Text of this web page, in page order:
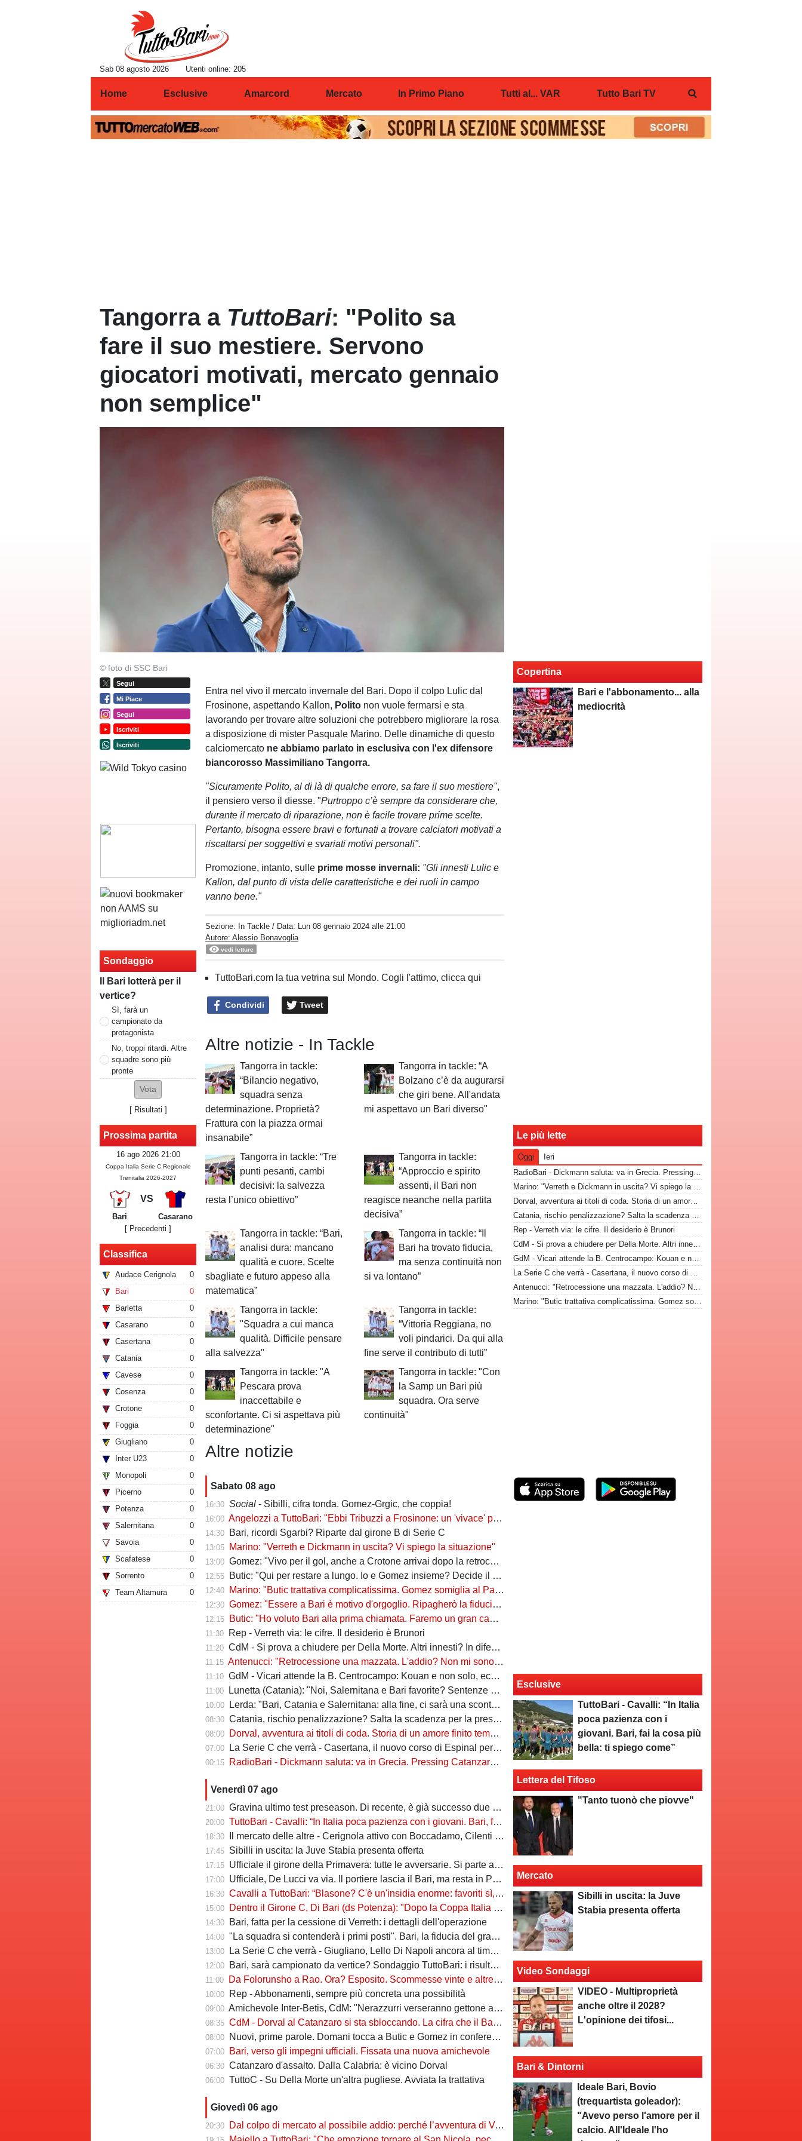
Sab 08 agosto 2026 Utenti online: 205
Home Esclusive Amarcord Mercato In Primo Piano Tutti al... VAR Tutto Bari TV
Tangorra a TuttoBari: "Polito sa
fare il suo mestiere. Servono
giocatori motivati, mercato gennaio
non semplice"
© foto di SSC Bari
Segui
Mi Piace
Segui
Iscriviti
Iscriviti
Sondaggio
Il Bari lotterà per il
vertice?
Sì, farà un
campionato da
protagonista
No, troppi ritardi. Altre
squadre sono più
pronte
[ Risultati ]
Prossima partita
16 ago 2026 21:00
Coppa Italia Serie C Regionale
Trenitalia 2026-2027
VS
Bari
Casarano
[ Precedenti ]
Classifica
Audace Cerignola
0
Bari
0
Barletta
0
Casarano
0
Casertana
0
Catania
0
Cavese
0
Cosenza
0
Crotone
0
Foggia
0
Giugliano
0
Inter U23
0
Monopoli
0
Picerno
0
Potenza
0
Salernitana
0
Savoia
0
Scafatese
0
Sorrento
0
Team Altamura
0
Entra nel vivo il mercato invernale del Bari. Dopo il colpo Lulic dal
Frosinone, aspettando Kallon, Polito non vuole fermarsi e sta
lavorando per trovare altre soluzioni che potrebbero migliorare la rosa
a disposizione di mister Pasquale Marino. Delle dinamiche di questo
calciomercato ne abbiamo parlato in esclusiva con l'ex difensore
biancorosso Massimiliano Tangorra.
"Sicuramente Polito, al di là di qualche errore, sa fare il suo mestiere",
il pensiero verso il diesse. "Purtroppo c’è sempre da considerare che,
durante il mercato di riparazione, non è facile trovare prime scelte.
Pertanto, bisogna essere bravi e fortunati a trovare calciatori motivati a
riscattarsi per soggettivi e svariati motivi personali".
Promozione, intanto, sulle prime mosse invernali: "Gli innesti Lulic e
Kallon, dal punto di vista delle caratteristiche e dei ruoli in campo
vanno bene."
Sezione: In Tackle / Data: Lun 08 gennaio 2024 alle 21:00
Autore: Alessio Bonavoglia
vedi letture
TuttoBari.com la tua vetrina sul Mondo. Cogli l'attimo, clicca qui
Condividi Tweet
Altre notizie - In Tackle
Tangorra in tackle:
“Bilancio negativo,
squadra senza
determinazione. Proprietà?
Frattura con la piazza ormai
insanabile”
Tangorra in tackle: “A
Bolzano c’è da augurarsi
che giri bene. All'andata
mi aspettavo un Bari diverso"
Tangorra in tackle: “Tre
punti pesanti, cambi
decisivi: la salvezza
resta l’unico obiettivo”
Tangorra in tackle:
“Approccio e spirito
assenti, il Bari non
reagisce neanche nella partita
decisiva”
Tangorra in tackle: “Bari,
analisi dura: mancano
qualità e cuore. Scelte
sbagliate e futuro appeso alla
matematica”
Tangorra in tackle: “Il
Bari ha trovato fiducia,
ma senza continuità non
si va lontano”
Tangorra in tackle:
"Squadra a cui manca
qualità. Difficile pensare
alla salvezza"
Tangorra in tackle:
“Vittoria Reggiana, no
voli pindarici. Da qui alla
fine serve il contributo di tutti”
Tangorra in tackle: "A
Pescara prova
inaccettabile e
sconfortante. Ci si aspettava più
determinazione"
Tangorra in tackle: "Con
la Samp un Bari più
squadra. Ora serve
continuità"
Altre notizie
Sabato 08 ago
16:30 Social - Sibilli, cifra tonda. Gomez-Grgic, che coppia!
16:00 Angelozzi a TuttoBari: "Ebbi Tribuzzi a Frosinone: un 'vivace' professionista, in C è un nome importante"
14:30 Bari, ricordi Sgarbi? Riparte dal girone B di Serie C
13:05 Marino: "Verreth e Dickmann in uscita? Vi spiego la situazione"
13:00 Gomez: "Vivo per il gol, anche a Crotone arrivai dopo la retrocessione. Tribuzzi? Felice di rivederlo"
12:55 Butic: "Qui per restare a lungo. Io e Gomez insieme? Decide il mister. Il soprannome 're'? Vi spiego"
12:40 Marino: "Butic trattativa complicatissima. Gomez somiglia al Papu"
12:30 Gomez: "Essere a Bari è motivo d'orgoglio. Ripagherò la fiducia che mi è stata data"
12:15 Butic: "Ho voluto Bari alla prima chiamata. Faremo un gran campionato, daremo tutto"
11:30 Rep - Verreth via: le cifre. Il desiderio è Brunori
11:20 CdM - Si prova a chiudere per Della Morte. Altri innesti? In difesa e a centrocampo
11:15 Antenucci: "Retrocessione una mazzata. L'addio? Non mi sono sentito voluto. Io, Di Cesare e Bianco, la nuova idea"
11:10 GdM - Vicari attende la B. Centrocampo: Kouan e non solo, ecco i monitorati. Della Morte...
11:00 Lunetta (Catania): "Noi, Salernitana e Bari favorite? Sentenze di agosto"
10:00 Lerda: "Bari, Catania e Salernitana: alla fine, ci sarà una scontenta"
08:30 Catania, rischio penalizzazione? Salta la scadenza per la presentazione di fideiussione aggiuntiva
08:00 Dorval, avventura ai titoli di coda. Storia di un amore finito tempo fa
07:00 La Serie C che verrà - Casertana, il nuovo corso di Espinal per un'altra stagione da protagonista
00:15 RadioBari - Dickmann saluta: va in Grecia. Pressing Catanzaro per Dorval, Vicari piace ad una pugliese
Venerdì 07 ago
21:00 Gravina ultimo test preseason. Di recente, è già successo due volte
20:00 TuttoBari - Cavalli: “In Italia poca pazienza con i giovani. Bari, fai la cosa più bella: ti spiego come”
18:30 Il mercato delle altre - Cerignola attivo con Boccadamo, Cilenti e Padula. Casertana su Antonio Ferrara. Della Morte piace al Foggia
17:45 Sibilli in uscita: la Juve Stabia presenta offerta
17:15 Ufficiale il girone della Primavera: tutte le avversarie. Si parte a settembre
17:00 Ufficiale, De Lucci va via. Il portiere lascia il Bari, ma resta in Puglia
16:30 Cavalli a TuttoBari: “Blasone? C'è un'insidia enorme: favoriti sì, ma non basta”
15:00 Dentro il Girone C, Di Bari (ds Potenza): "Dopo la Coppa Italia vinta, vogliamo infastidire ancora. Vi nomino qualche nostro giovane"
14:30 Bari, fatta per la cessione di Verreth: i dettagli dell'operazione
14:00 "La squadra si contenderà i primi posti". Bari, la fiducia del grande ex
13:00 La Serie C che verrà - Giugliano, Lello Di Napoli ancora al timone: il re delle salvezze vuole evitare un'altra stagione da brividi
12:00 Bari, sarà campionato da vertice? Sondaggio TuttoBari: i risultati provvisori
11:00 Da Folorunsho a Rao. Ora? Esposito. Scommesse vinte e altre perse sull'asse Napoli-Bari
10:00 Rep - Abbonamenti, sempre più concreta una possibilità
09:00 Amichevole Inter-Betis, CdM: "Nerazzurri verseranno gettone al Bari. E verrà girato al Comune"
08:35 CdM - Dorval al Catanzaro si sta sbloccando. La cifra che il Bari incasserebbe
08:00 Nuovi, prime parole. Domani tocca a Butic e Gomez in conferenza
07:00 Bari, verso gli impegni ufficiali. Fissata una nuova amichevole
06:30 Catanzaro d'assalto. Dalla Calabria: è vicino Dorval
06:00 TuttoC - Su Della Morte un'altra pugliese. Avviata la trattativa
Giovedì 06 ago
20:30 Dal colpo di mercato al possibile addio: perché l’avventura di Verreth al Bari non è mai davvero sbocciata
Copertina
Bari e l'abbonamento... alla
mediocrità
Le più lette
Oggi
Ieri
RadioBari - Dickmann saluta: va in Grecia. Pressing Catanzaro per Dorval, Vicari piace ad una pugliese
Marino: "Verreth e Dickmann in uscita? Vi spiego la situazione"
Dorval, avventura ai titoli di coda. Storia di un amore finito tempo fa
Catania, rischio penalizzazione? Salta la scadenza per la presentazione di fideiussione aggiuntiva
Rep - Verreth via: le cifre. Il desiderio è Brunori
CdM - Si prova a chiudere per Della Morte. Altri innesti? In difesa e a centrocampo
GdM - Vicari attende la B. Centrocampo: Kouan e non solo, ecco i monitorati. Della Morte...
La Serie C che verrà - Casertana, il nuovo corso di Espinal per un'altra stagione da protagonista
Antenucci: "Retrocessione una mazzata. L'addio? Non mi sono sentito voluto. Io, Di Cesare e Bianco, la nuova idea"
Marino: "Butic trattativa complicatissima. Gomez somiglia al Papu"
Esclusive
TuttoBari - Cavalli: “In Italia
poca pazienza con i
giovani. Bari, fai la cosa più
bella: ti spiego come”
Lettera del Tifoso
"Tanto tuonò che piovve"
Mercato
Sibilli in uscita: la Juve
Stabia presenta offerta
Video Sondaggi
VIDEO - Multiproprietà
anche oltre il 2028?
L'opinione dei tifosi...
Bari & Dintorni
Ideale Bari, Bovio
(trequartista goleador):
"Avevo perso l'amore per il
calcio. All'Ideale l'ho